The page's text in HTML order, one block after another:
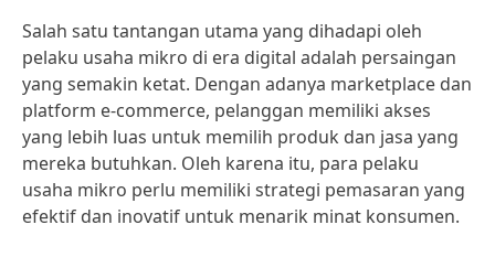
Salah satu tantangan utama yang dihadapi oleh
pelaku usaha mikro di era digital adalah persaingan
yang semakin ketat. Dengan adanya marketplace dan
platform e-commerce, pelanggan memiliki akses
yang lebih luas untuk memilih produk dan jasa yang
mereka butuhkan. Oleh karena itu, para pelaku
usaha mikro perlu memiliki strategi pemasaran yang
efektif dan inovatif untuk menarik minat konsumen.